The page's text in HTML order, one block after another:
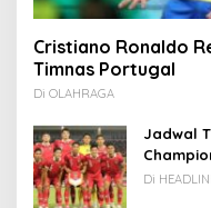
Cristiano Ronaldo
Timnas Portugal
Di OLAHRAGA
Jadwal
Di